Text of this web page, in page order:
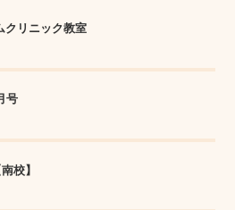
クリニック教室
号
校】